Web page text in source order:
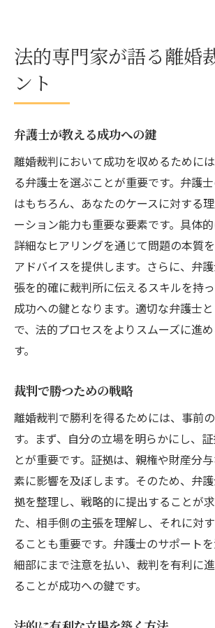
法的専門家が語る離婚
ント
弁護士が教える成功への鍵
離婚裁判において成功を収めるために
る弁護士を選ぶことが重要です。弁護
はもちろん、あなたのケースに対する
ーション能力も重要な要素です。具体
詳細なヒアリングを通じて問題の本質
アドバイスを提供します。さらに、弁
張を的確に裁判所に伝えるスキルを持
成功への鍵となります。適切な弁護士
で、法的プロセスをよりスムーズに進
す。
裁判で勝つための戦略
離婚裁判で勝利を得るためには、事前
す。まず、自分の立場を明らかにし、
とが重要です。証拠は、親権や財産分
素に影響を及ぼします。そのため、弁
拠を整理し、戦略的に提出することが
た、相手側の主張を理解し、それに対
ることも重要です。弁護士のサポートを
細部にまで注意を払い、裁判を有利に
ることが成功への鍵です。